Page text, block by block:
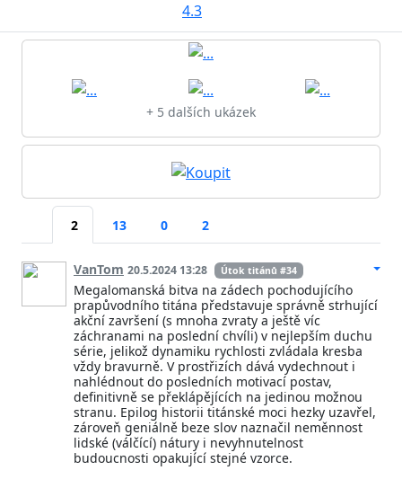
4.3
+ 5 dalších ukázek
2 13 0 2
VanTom 20.5.2024 13:28 Útok titánů #34
Megalomanská bitva na zádech pochodujícího
prapůvodního titána představuje správně strhující
akční završení (s mnoha zvraty a ještě víc
záchranami na poslední chvíli) v nejlepším duchu
série, jelikož dynamiku rychlosti zvládala kresba
vždy bravurně. V prostřizích dává vydechnout i
nahlédnout do posledních motivací postav,
definitivně se překlápějících na jedinou možnou
stranu. Epilog historii titánské moci hezky uzavřel,
zároveň geniálně beze slov naznačil neměnnost
lidské (válčící) nátury i nevyhnutelnost
budoucnosti opakující stejné vzorce.